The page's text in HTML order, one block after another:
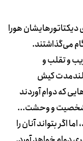
هورا
می‌گذاشتند.
و تقلب و
بلندمدت کیش
که دوام آوردند
شخصیت و وحشت...
اگر بتواند آنان را